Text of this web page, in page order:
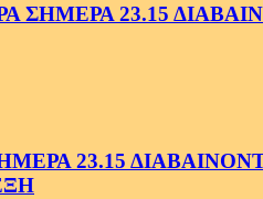
23.15
23.15